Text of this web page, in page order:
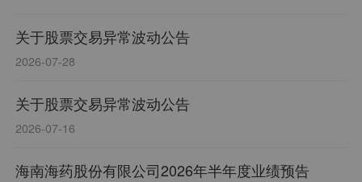
氨己酸锌胶囊、原料药及其中间体系列、地氯雷他
胺片等。企业荣誉:海南省高新技术企业;副会长单
位;海南工业企业50强;纳税十强企业等。
关于股票交易异常波动公告
2026-07-28
关于股票交易异常波动公告
2026-07-16
海南海药股份有限公司2026年半年度业绩预告